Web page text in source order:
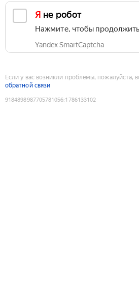
Я не робот
Нажмите, чтобы продолжить
Yandex SmartCaptcha
Если у вас возникли проблемы, пожалуйста,
обратной связи
9184898987705781056:1786133102